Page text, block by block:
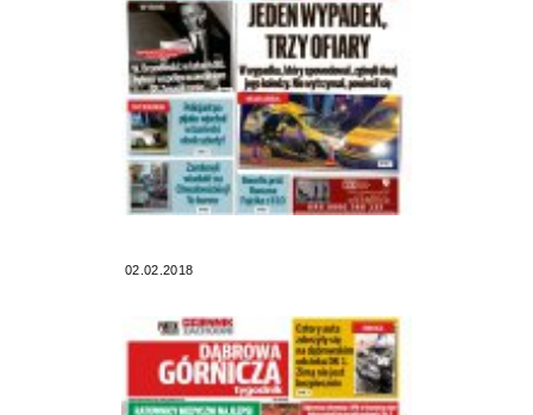
02.02.2018